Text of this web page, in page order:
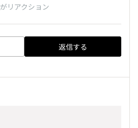
がリアクション
返信する